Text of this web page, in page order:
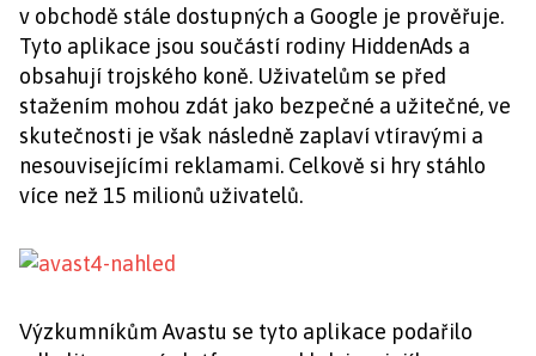
v obchodě stále dostupných a Google je prověřuje.
Tyto aplikace jsou součástí rodiny HiddenAds a
obsahují trojského koně. Uživatelům se před
stažením mohou zdát jako bezpečné a užitečné, ve
skutečnosti je však následně zaplaví vtíravými a
nesouvisejícími reklamami. Celkově si hry stáhlo
více než 15 milionů uživatelů.
Výzkumníkům Avastu se tyto aplikace podařilo